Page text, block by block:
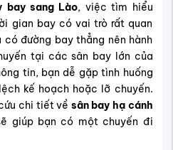
bay sang Lào, việc tìm hiểu
gian bay có vai trò rất quan
có đường bay thẳng nên hành
tại các sân bay lớn của
tin, bạn dễ gặp tình huống
kế hoạch hoặc lỡ chuyến.
chi tiết về sân bay hạ cánh
giúp bạn có một chuyến đi